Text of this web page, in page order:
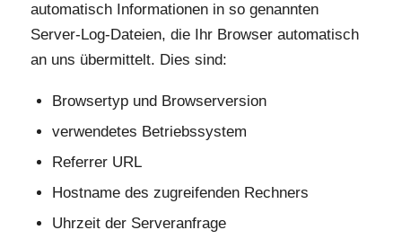
automatisch Informationen in so genannten
Server-Log-Dateien, die Ihr Browser automatisch
an uns übermittelt. Dies sind:
Browsertyp und Browserversion
verwendetes Betriebssystem
Referrer URL
Hostname des zugreifenden Rechners
Uhrzeit der Serveranfrage